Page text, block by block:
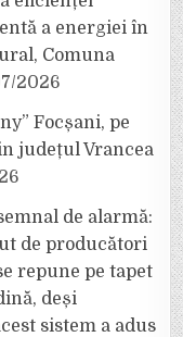
a energiei în
Comuna
2026
Focșani, pe
județul Vrancea
de alarmă:
de producători
repune pe tapet
deși
sistem a adus